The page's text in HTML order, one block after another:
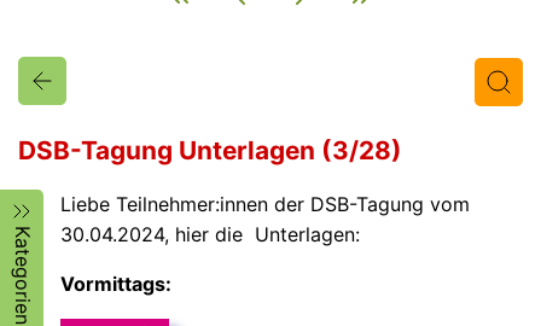
Titel Text Autor/in
DSB-Tagung Unterlagen (3/28)
Kategorien
Liebe Teilnehmer:innen der DSB-Tagung vom
30.04.2024, hier die Unterlagen:
Vormittags: